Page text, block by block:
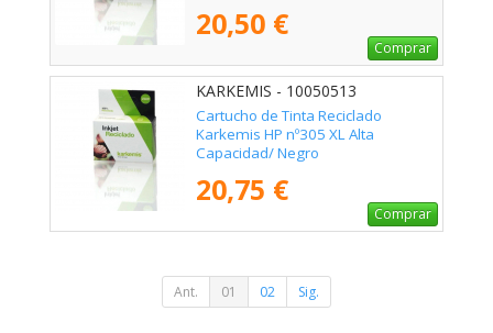
20,50 €
Comprar
KARKEMIS - 10050513
Cartucho de Tinta Reciclado
Karkemis HP nº305 XL Alta
Capacidad/ Negro
20,75 €
Comprar
Ant. 01 02 Sig.